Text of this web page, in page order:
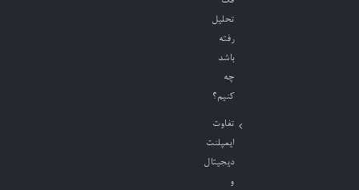
تحلیل
رفته
باشد
چه
کنیم؟
تفاوت
ایمپلنت
دیجیتال
و